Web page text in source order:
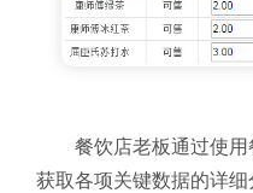
餐饮店老板通过使
获取各项关键数据的详